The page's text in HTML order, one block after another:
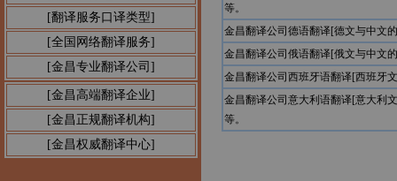
[翻译服务口译类型]
[全国网络翻译服务]
[金昌专业翻译公司]
[金昌高端翻译企业]
[金昌正规翻译机构]
[金昌权威翻译中心]
等。
金昌翻译公司德语翻译[德文与中文
金昌翻译公司俄语翻译[俄文与中文
金昌翻译公司西班牙语翻译[西班牙
金昌翻译公司意大利语翻译[意大利
等。